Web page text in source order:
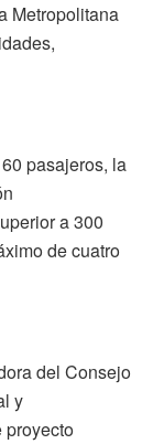
Metropolitana
pasajeros, la
a 300
de cuatro
del Consejo
y
proyecto